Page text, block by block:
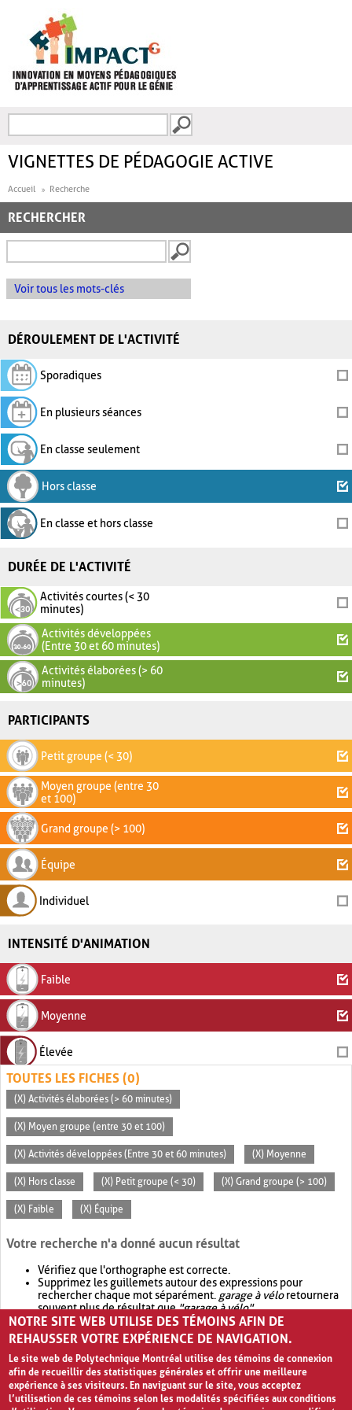
FORMULAIRE DE
VIGNETTES DE PÉDAGOGIE ACTIVE
Accueil Recherche
RECHERCHER
Voir tous les mots-clés
DÉROULEMENT DE L'ACTIVITÉ
Sporadiques
En plusieurs séances
En classe seulement
Hors classe
En classe et hors classe
DURÉE DE L'ACTIVITÉ
Activités courtes (< 30
minutes)
Activités développées
(Entre 30 et 60 minutes)
Activités élaborées (> 60
minutes)
PARTICIPANTS
Petit groupe (< 30)
Moyen groupe (entre 30
et 100)
Grand groupe (> 100)
Équipe
Individuel
INTENSITÉ D'ANIMATION
Faible
Moyenne
Élevée
TOUTES LES FICHES (0)
(X) Activités élaborées (> 60 minutes)
(X) Moyen groupe (entre 30 et 100)
(X) Activités développées (Entre 30 et 60 minutes) (X) Moyenne
(X) Hors classe (X) Petit groupe (< 30) (X) Grand groupe (> 100)
(X) Faible (X) Équipe
Votre recherche n'a donné aucun résultat
Vérifiez que l'orthographe est correcte.
Supprimez les guillemets autour des expressions pour
rechercher chaque mot séparément. garage à véloretournera
souvent plus de résultat que"garage à vélo".
Envisagez d'élargir votre recherche avec OR.garage OR vélo
retournera souvent plus de résultat quegarage à vélo
NOTRE SITE WEB UTILISE DES TÉMOINS AFIN DE
REHAUSSER VOTRE EXPÉRIENCE DE NAVIGATION.
Le site web de Polytechnique Montréal utilise des témoins de connexion
afin de recueillir des statistiques générales et offrir une meilleure
expérience à ses visiteurs. En naviguant sur le site, vous acceptez
l’utilisation de ces témoins selon les modalités spécifiées aux conditions